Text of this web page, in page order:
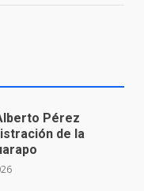
DEL ESTADO
Y LA
LA
DE ARMAS DE